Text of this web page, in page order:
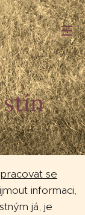
stín
pracovat se
informaci,
já, je